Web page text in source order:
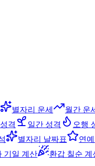
별자리 운세 월간 운
격 일간 성격 오행
별자리 날짜표
연
기일 계산 환갑 칠순 계